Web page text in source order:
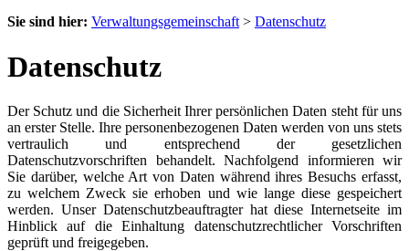
Sie sind hier: Verwaltungsgemeinschaft > Datenschutz
Datenschutz
Der Schutz und die Sicherheit Ihrer persönlichen Daten steht für uns
an erster Stelle. Ihre personenbezogenen Daten werden von uns stets
vertraulich und entsprechend der gesetzlichen
Datenschutzvorschriften behandelt. Nachfolgend informieren wir
Sie darüber, welche Art von Daten während ihres Besuchs erfasst,
zu welchem Zweck sie erhoben und wie lange diese gespeichert
werden. Unser Datenschutzbeauftragter hat diese Internetseite im
Hinblick auf die Einhaltung datenschutzrechtlicher Vorschriften
geprüft und freigegeben.